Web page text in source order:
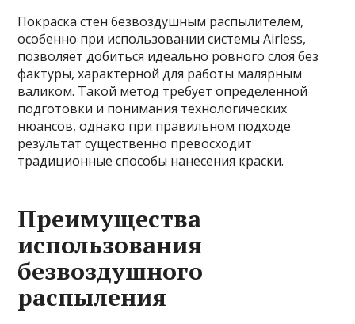
Покраска стен безвоздушным распылителем,
особенно при использовании системы Airless,
позволяет добиться идеально ровного слоя без
фактуры, характерной для работы малярным
валиком. Такой метод требует определенной
подготовки и понимания технологических
нюансов, однако при правильном подходе
результат существенно превосходит
традиционные способы нанесения краски.
Преимущества
использования
безвоздушного
распыления